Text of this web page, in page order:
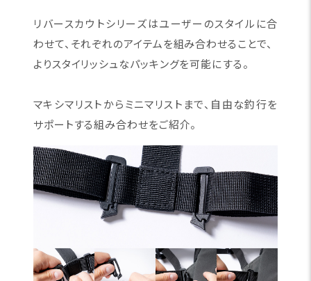
リバースカウトシリーズはユーザーのスタイルに合
わせて、それぞれのアイテムを組み合わせることで、
よりスタイリッシュなパッキングを可能にする。
マキシマリストからミニマリストまで、自由な釣行を
サポートする組み合わせをご紹介。